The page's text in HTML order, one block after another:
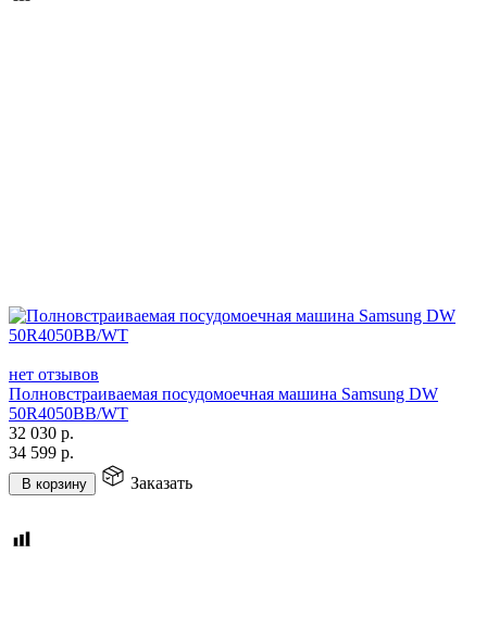
нет отзывов
Полновстраиваемая посудомоечная машина Samsung DW
50R4050BB/WT
32 030 р.
34 599 р.
В корзину Заказать